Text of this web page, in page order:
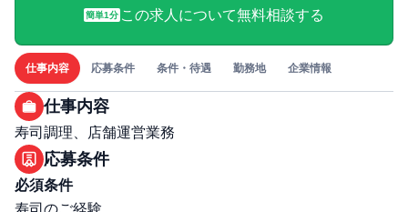
簡単1分 この求人について無料相談する
仕事内容 応募条件 条件・待遇 勤務地 企業情報
仕事内容
寿司調理、店舗運営業務
応募条件
必須条件
寿司のご経験